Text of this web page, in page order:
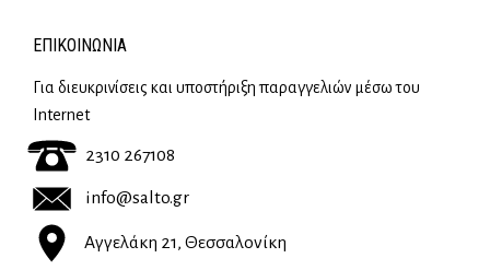
ΕΠΙΚΟΙΝΩΝΊΑ
Για διευκρινίσεις και υποστήριξη παραγγελιών μέσω του
Internet
2310 267108
info@salto.gr
Αγγελάκη 21, Θεσσαλονίκη